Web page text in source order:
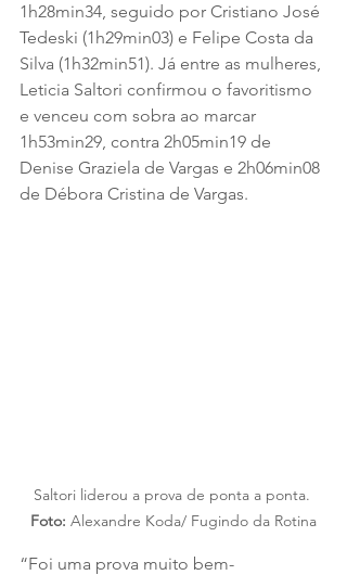
1h28min34, seguido por Cristiano José
Tedeski (1h29min03) e Felipe Costa da
Silva (1h32min51). Já entre as mulheres,
Leticia Saltori confirmou o favoritismo
e venceu com sobra ao marcar
1h53min29, contra 2h05min19 de
Denise Graziela de Vargas e 2h06min08
de Débora Cristina de Vargas.
Saltori liderou a prova de ponta a ponta.
Foto: Alexandre Koda/ Fugindo da Rotina
“Foi uma prova muito bem-